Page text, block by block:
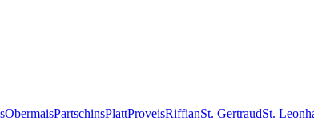
ObermaisPartschinsPlattProveisRiffianSt. GertraudSt.